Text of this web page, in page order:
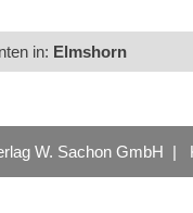
in: Elmshorn
W. Sachon GmbH |